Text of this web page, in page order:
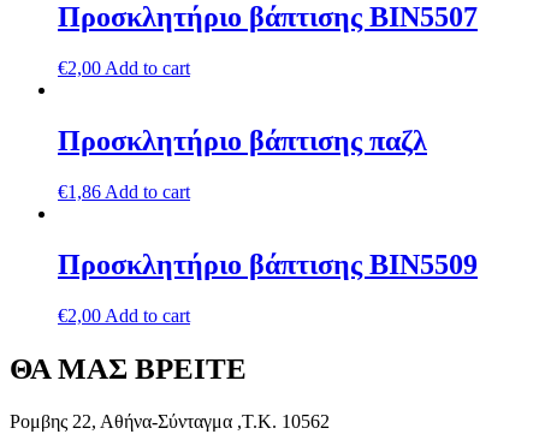
Προσκλητήριο βάπτισης ΒΙΝ5507
€2,00 Add to cart
Προσκλητήριο βάπτισης παζλ
€1,86 Add to cart
Προσκλητήριο βάπτισης ΒΙΝ5509
€2,00 Add to cart
ΘΑ ΜΑΣ ΒΡΕΙΤΕ
Ρομβης 22, Αθήνα-Σύνταγμα ,Τ.Κ. 10562